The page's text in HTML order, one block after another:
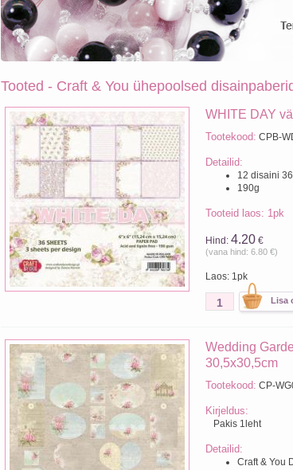
Tooted - Craft & You ühepoolsed
WHITE DAY
Tootekood: CPB-
Detailid:
12 disaini
190g
Tooteid laos: 1pk
Hind: 4.20 €
(vana hind: 6.80 €)
Laos: 1pk
Wedding
30,5x30,5cm
Tootekood: CP-
Kirjeldus:
Pakis 1leht
Detailid:
Craft & You